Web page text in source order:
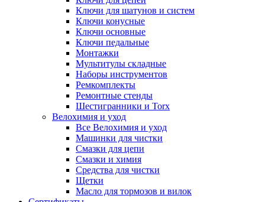
Ключи для шатунов и систем
Ключи конусные
Ключи основные
Ключи педальные
Монтажки
Мультитулы складные
Наборы инструментов
Ремкомплекты
Ремонтные стенды
Шестигранники и Torx
Велохимия и уход
Все Велохимия и уход
Машинки для чистки
Смазки для цепи
Смазки и химия
Средства для чистки
Щетки
Масло для тормозов и вилок